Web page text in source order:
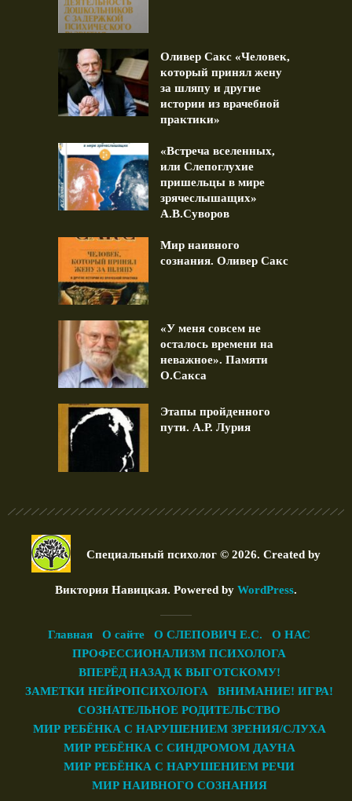
Оливер Сакс «Человек,
который принял жену
за шляпу и другие
истории из врачебной
практики»
«Встреча вселенных,
или Слепоглухие
пришельцы в мире
зрячеслышащих»
А.В.Суворов
Мир наивного
сознания. Оливер Сакс
«У меня совсем не
осталось времени на
неважное». Памяти
О.Сакса
Этапы пройденного
пути. А.Р. Лурия
Специальный психолог © 2026. Created by
Виктория Навицкая. Powered by WordPress.
Главная О сайте О СЛЕПОВИЧ Е.С.
О НАС
ПРОФЕССИОНАЛИЗМ ПСИХОЛОГА
ВПЕРЁД НАЗАД К ВЫГОТСКОМУ!
ЗАМЕТКИ НЕЙРОПСИХОЛОГА
ВНИМАНИЕ! ИГРА!
СОЗНАТЕЛЬНОЕ РОДИТЕЛЬСТВО
МИР РЕБЁНКА С НАРУШЕНИЕМ ЗРЕНИЯ/СЛУХА
МИР РЕБЁНКА С СИНДРОМОМ ДАУНА
МИР РЕБЁНКА С НАРУШЕНИЕМ РЕЧИ
МИР НАИВНОГО СОЗНАНИЯ